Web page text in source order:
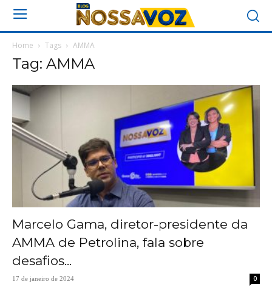
Home Tags AMMA
Tag: AMMA
Marcelo Gama, diretor-presidente da
AMMA de Petrolina, fala sobre
desafios...
17 de janeiro de 2024 0